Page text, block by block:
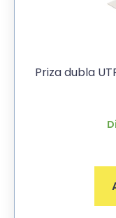
Priza dubla